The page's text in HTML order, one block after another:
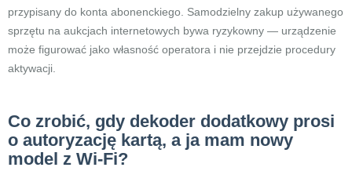
przypisany do konta abonenckiego. Samodzielny zakup używanego
sprzętu na aukcjach internetowych bywa ryzykowny — urządzenie
może figurować jako własność operatora i nie przejdzie procedury
aktywacji.
Co zrobić, gdy dekoder dodatkowy prosi
o autoryzację kartą, a ja mam nowy
model z Wi-Fi?